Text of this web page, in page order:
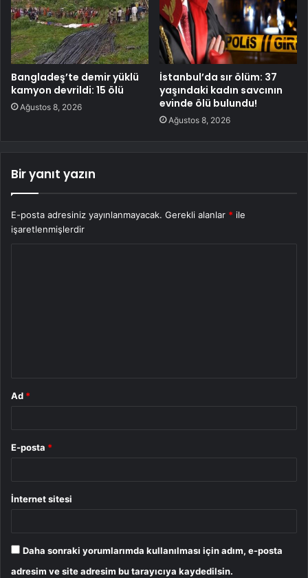
Bangladeş’te demir yüklü
kamyon devrildi: 15 ölü
Ağustos 8, 2026
İstanbul’da sır ölüm: 37
yaşındaki kadın savcının
evinde ölü bulundu!
Ağustos 8, 2026
Bir yanıt yazın
E-posta adresiniz yayınlanmayacak. Gerekli alanlar * ile
işaretlenmişlerdir
Ad *
E-posta *
İnternet sitesi
Daha sonraki yorumlarımda kullanılması için adım, e-posta
adresim ve site adresim bu tarayıcıya kaydedilsin.